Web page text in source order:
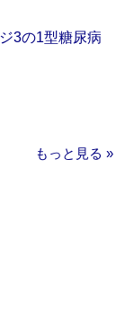
3の1型糖尿病
もっと見る »